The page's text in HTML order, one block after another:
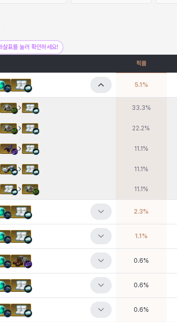
살표를 눌러 확인하세요!
픽률
5.1 %
33.3%
22.2%
11.1 %
11.1 %
11.1 %
2.3%
1.1 %
0.6%
0.6%
0.6%